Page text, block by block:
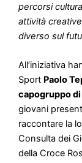
percorsi
attività
diverso sul
All’iniziativa
Sport Paolo
capogruppo
giovani
raccontare la
Consulta dei
della Croce